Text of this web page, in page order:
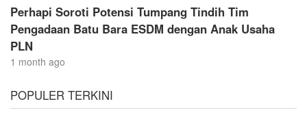
Perhapi Soroti Potensi Tumpang Tindih Tim
Pengadaan Batu Bara ESDM dengan Anak Usaha
PLN
1 month ago
POPULER TERKINI